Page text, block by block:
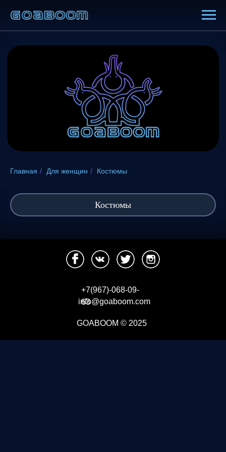
Главная / Для женщин / Костюмы
Костюмы
GOABOOM © 2025
+7(967)-068-09-
63
info@goaboom.com